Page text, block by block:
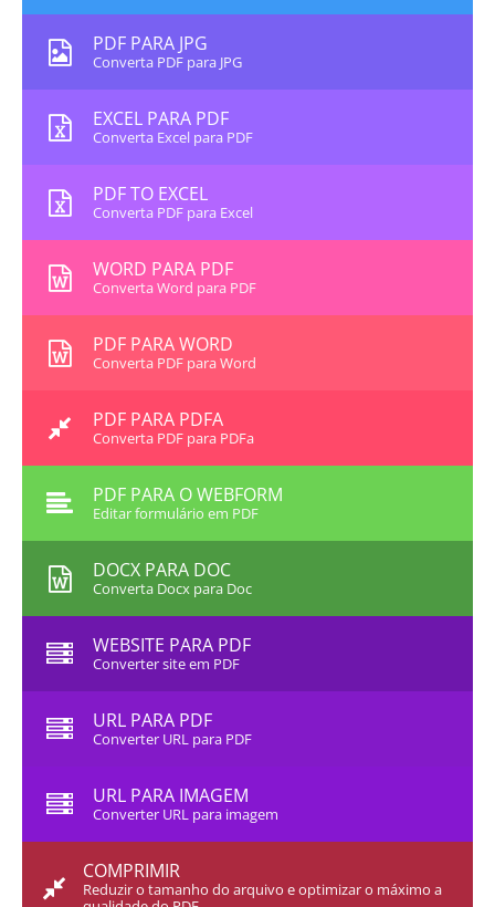
PDF PARA JPG
Converta PDF para JPG
EXCEL PARA PDF
Converta Excel para PDF
PDF TO EXCEL
Converta PDF para Excel
WORD PARA PDF
Converta Word para PDF
PDF PARA WORD
Converta PDF para Word
PDF PARA PDFA
Converta PDF para PDFa
PDF PARA O WEBFORM
Editar formulário em PDF
DOCX PARA DOC
Converta Docx para Doc
WEBSITE PARA PDF
Converter site em PDF
URL PARA PDF
Converter URL para PDF
URL PARA IMAGEM
Converter URL para imagem
COMPRIMIR
Reduzir o tamanho do arquivo e optimizar o máximo a